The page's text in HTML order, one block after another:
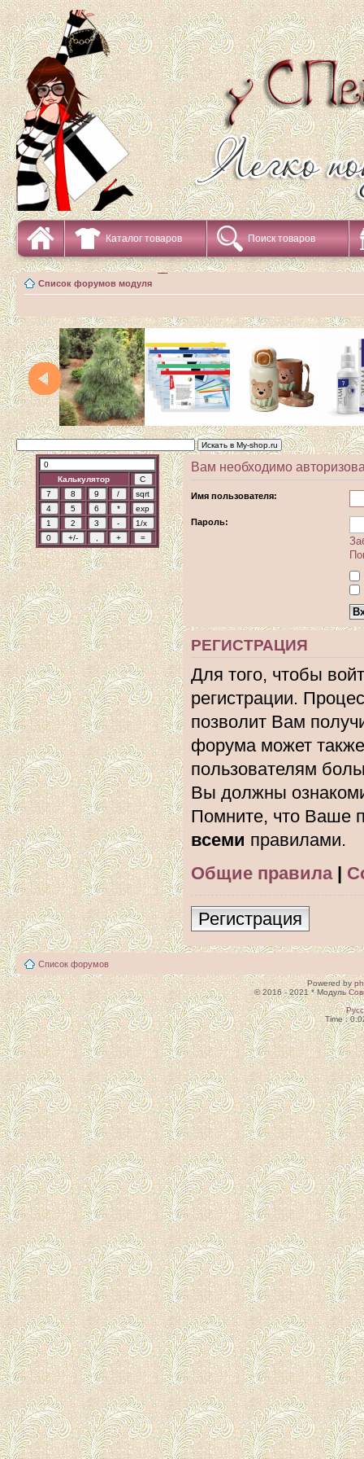
Каталог товаров Поиск товаров
Список форумов модуля
Калькулятор
Вам необходимо
Имя пользователя:
Пароль:
РЕГИСТРАЦИЯ
Для того, чтобы
регистрации.
позволит Вам
форума может
пользователям
Вы должны
Помните, что Ваше
всеми правилами.
Общие правила|
Регистрация
Список форумов
Powered by
© 2016 - 2021 * Модуль
Time :